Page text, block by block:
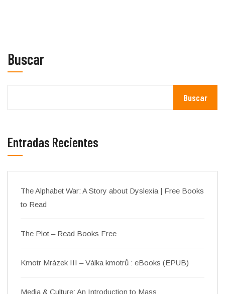
Buscar
Buscar
Entradas Recientes
The Alphabet War: A Story about Dyslexia | Free Books
to Read
The Plot – Read Books Free
Kmotr Mrázek III – Válka kmotrů : eBooks (EPUB)
Media & Culture: An Introduction to Mass